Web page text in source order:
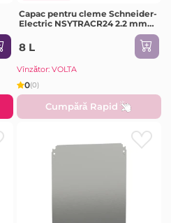
Capac pentru cleme Schneider-
Electric NSYTRACR24 2.2 mm
8 L
Vînzător: VOLTA
0(0)
Cumpără Rapid